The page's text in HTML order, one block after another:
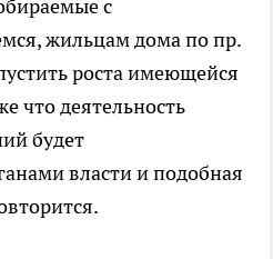
с
жильцам дома по пр.
роста имеющейся
что деятельность
будет
власти и подобная